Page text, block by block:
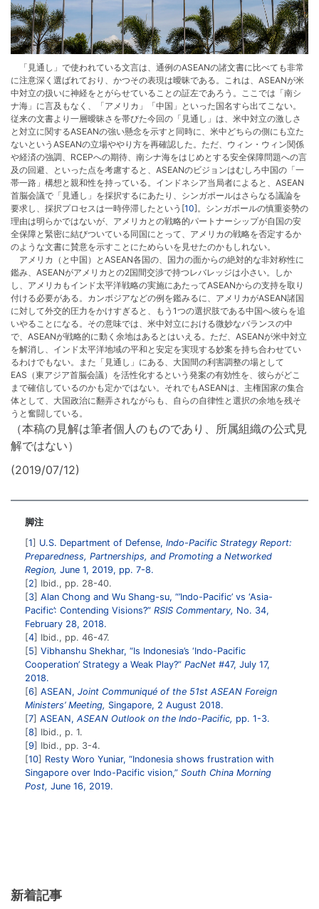
「見通し」で使われている文言は、通例のASEANの諸文書に比べても非常
に注意深く選ばれており、かつその表現は曖昧である。これは、ASEANが米
中対立の扱いに神経をとがらせていることの証左であろう。ここでは「南シ
ナ海」に言及もなく、「アメリカ」「中国」といった国名すら出てこない。
従来の文書より一層曖昧さを帯びた今回の「見通し」は、米中対立の激しさ
と対立に関するASEANの強い懸念を示すと同時に、米中どちらの側にも立た
ないというASEANの立場ややり方を再確認した。ただ、ウィン・ウィン関係
や経済の強調、RCEPへの期待、南シナ海をはじめとする安全保障問題への言
及の回避、といった点を考慮すると、ASEANのビジョンはむしろ中国の「一
帯一路」構想と親和性を持っている。インドネシア当局者によると、ASEAN
首脳会議で「見通し」を採択するにあたり、シンガポールはさらなる議論を
要求し、採択プロセスは一時停滞したという[10]。シンガポールの慎重姿勢の
理由は明らかではないが、アメリカとの戦略的パートナーシップが自国の安
全保障と緊密に結びついている同国にとって、アメリカの戦略を否定するか
のような文書に賛意を示すことにためらいを見せたのかもしれない。
アメリカ（と中国）とASEAN各国の、国力の面からの絶対的な非対称性に
鑑み、ASEANがアメリカとの2国間交渉で持つレバレッジは小さい。しか
し、アメリカもインド太平洋戦略の実施にあたってASEANからの支持を取り
付ける必要がある。カンボジアなどの例を鑑みるに、アメリカがASEAN諸国
に対して外交的圧力をかけすぎると、もう1つの選択肢である中国へ彼らを追
いやることになる。その意味では、米中対立における微妙なバランスの中
で、ASEANが戦略的に動く余地はあるとはいえる。ただ、ASEANが米中対立
を解消し、インド太平洋地域の平和と安定を実現する妙案を持ち合わせてい
るわけでもない。また「見通し」にある、大国間の利害調整の場として
EAS（東アジア首脳会議）を活性化するという発案の有効性を、彼らがどこ
まで確信しているのかも定かではない。それでもASEANは、主権国家の集合
体として、大国政治に翻弄されながらも、自らの自律性と選択の余地を残そ
うと奮闘している。
（本稿の見解は筆者個人のものであり、所属組織の公式見
解ではない）
(2019/07/12)
脚注
1
U.S. Department of Defense, Indo-Pacific Strategy Report:
Preparedness, Partnerships, and Promoting a Networked
Region, June 1, 2019, pp. 7-8.
2
Ibid., pp. 28-40.
3 Alan Chong and Wu Shang-su, “’Indo-Pacific’ vs ‘Asia-
Pacific’: Contending Visions?” RSIS Commentary, No. 34,
February 28, 2018.
4
Ibid., pp. 46-47.
5
Vibhanshu Shekhar, “Is Indonesia’s ‘Indo-Pacific
Cooperation’ Strategy a Weak Play?” PacNet #47, July 17,
2018.
6
ASEAN, Joint Communiqué of the 51st ASEAN Foreign
Ministers’ Meeting, Singapore, 2 August 2018.
7 ASEAN, ASEAN Outlook on the Indo-Pacific, pp. 1-3.
8
Ibid., p. 1.
9
Ibid., pp. 3-4.
10
Resty Woro Yuniar, “Indonesia shows frustration with
Singapore over Indo-Pacific vision,” South China Morning
Post, June 16, 2019.
新着記事